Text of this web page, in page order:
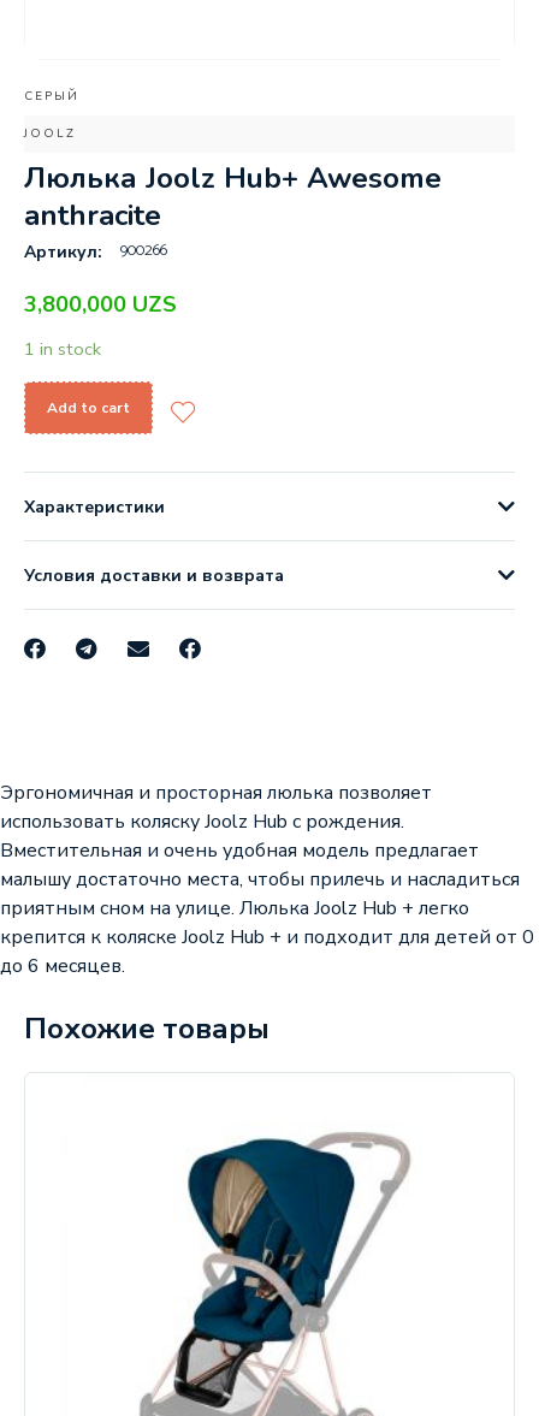
СЕРЫЙ
JOOLZ
Люлька Joolz Hub+ Awesome
anthracite
Артикул: 900266
3,800,000 UZS
1 in stock
Add to cart
Характеристики
Условия доставки и возврата
Эргономичная и просторная люлька позволяет
использовать коляску Joolz Hub с рождения.
Вместительная и очень удобная модель предлагает
малышу достаточно места, чтобы прилечь и насладиться
приятным сном на улице. Люлька Joolz Hub + легко
крепится к коляске Joolz Hub + и подходит для детей от 0
до 6 месяцев.
Похожие товары